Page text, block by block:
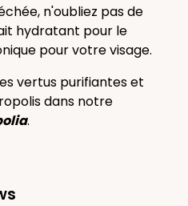
n'oubliez pas de
hydratant pour le
pour votre visage.
vertus purifiantes et
dans notre
.